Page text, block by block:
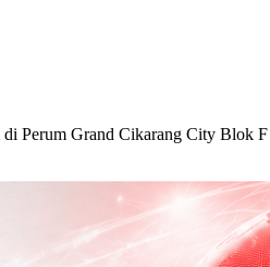
di Perum Grand Cikarang City Blok